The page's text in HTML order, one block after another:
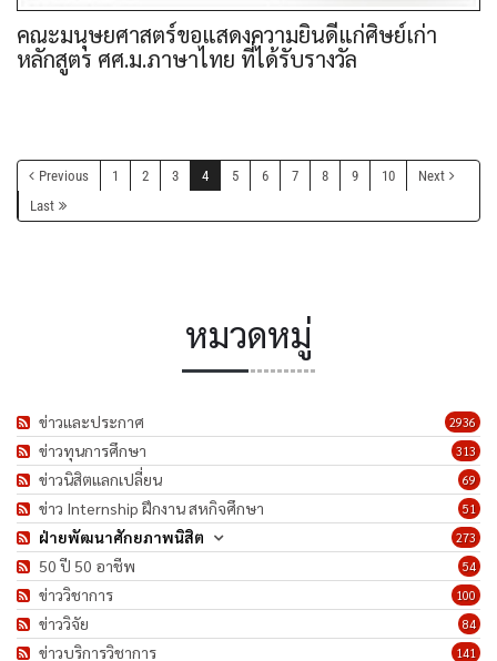
คณะมนุษยศาสตร์ขอแสดงความยินดีแก่ศิษย์เก่า
หลักสูตร ศศ.ม.ภาษาไทย ที่ได้รับรางวัล
Previous 1 2 3 4 5 6 7 8 9 10
Next
Last
หมวดหมู่
2936
ข่าวและประกาศ
313
ข่าวทุนการศึกษา
69
ข่าวนิสิตแลกเปลี่ยน
51
ข่าว Internship ฝึกงาน สหกิจศึกษา
273
ฝ่ายพัฒนาศักยภาพนิสิต
54
50 ปี 50 อาชีพ
100
ข่าววิชาการ
84
ข่าววิจัย
141
ข่าวบริการวิชาการ